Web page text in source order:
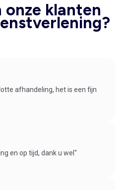
klanten
afhandeling, het is een fijn
en op tijd, dank u wel"